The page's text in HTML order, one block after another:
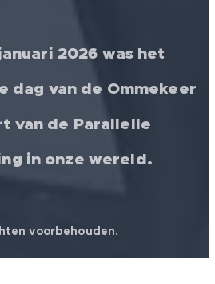
2026 was het
dag van de Ommekeer
van de Parallelle
in onze wereld.
voorbehouden.